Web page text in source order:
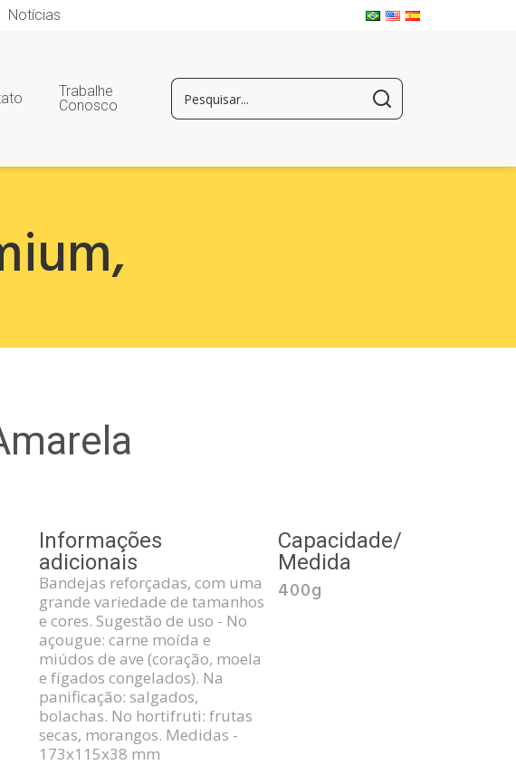
Notícias
Trabalhe
Conosco
,
Informações
adicionais
Bandejas reforçadas, com uma
grande variedade de tamanhos
e cores. Sugestão de uso - No
açougue: carne moída e
miúdos de ave (coração, moela
e fígados congelados). Na
panificação: salgados,
bolachas. No hortifruti: frutas
secas, morangos. Medidas -
173x115x38 mm
Capacidade/
Medida
400g